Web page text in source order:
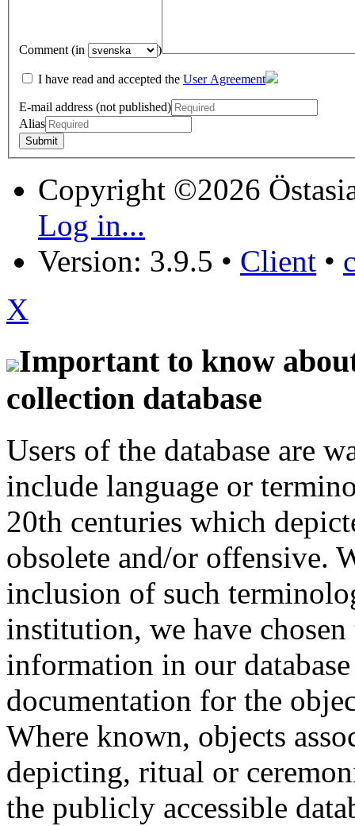
Comment (in )
I have read and accepted the User Agreement
E-mail address (not published)
Alias
Copyright ©2026
Log in...
Version: 3.9.5 • Client •
X
Important to know
collection database
Users of the database are
include language or
20th centuries which
obsolete and/or offensive.
inclusion of such
institution, we have
information in our
documentation for the
Where known, objects
depicting, ritual or
the publicly accessible